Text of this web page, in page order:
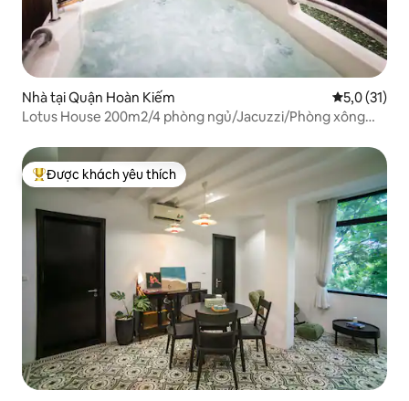
Nhà tại Quận Hoàn Kiếm Xếp hạng
5,0 (31)
Lotus House 200m2/4 phòng ngủ/Jacuzzi/Phòng xông
Được khách yêu thích nhất
Được khách yêu thích